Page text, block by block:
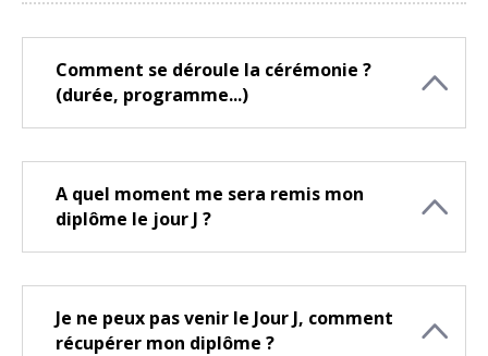
Comment se déroule la cérémonie ?
(durée, programme...)
A quel moment me sera remis mon
diplôme le jour J ?
Je ne peux pas venir le Jour J, comment
récupérer mon diplôme ?